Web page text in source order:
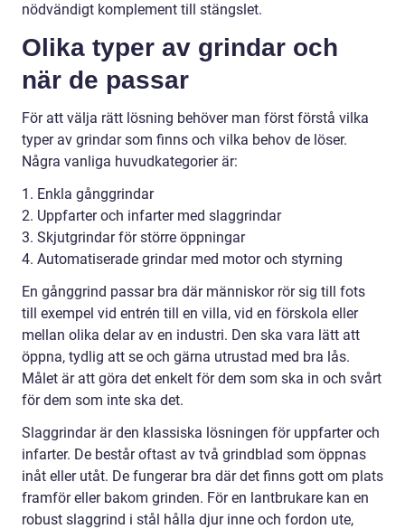
nödvändigt komplement till stängslet.
Olika typer av grindar och
när de passar
För att välja rätt lösning behöver man först förstå vilka
typer av grindar som finns och vilka behov de löser.
Några vanliga huvudkategorier är:
1. Enkla gånggrindar
2. Uppfarter och infarter med slaggrindar
3. Skjutgrindar för större öppningar
4. Automatiserade grindar med motor och styrning
En gånggrind passar bra där människor rör sig till fots
till exempel vid entrén till en villa, vid en förskola eller
mellan olika delar av en industri. Den ska vara lätt att
öppna, tydlig att se och gärna utrustad med bra lås.
Målet är att göra det enkelt för dem som ska in och svårt
för dem som inte ska det.
Slaggrindar är den klassiska lösningen för uppfarter och
infarter. De består oftast av två grindblad som öppnas
inåt eller utåt. De fungerar bra där det finns gott om plats
framför eller bakom grinden. För en lantbrukare kan en
robust slaggrind i stål hålla djur inne och fordon ute,